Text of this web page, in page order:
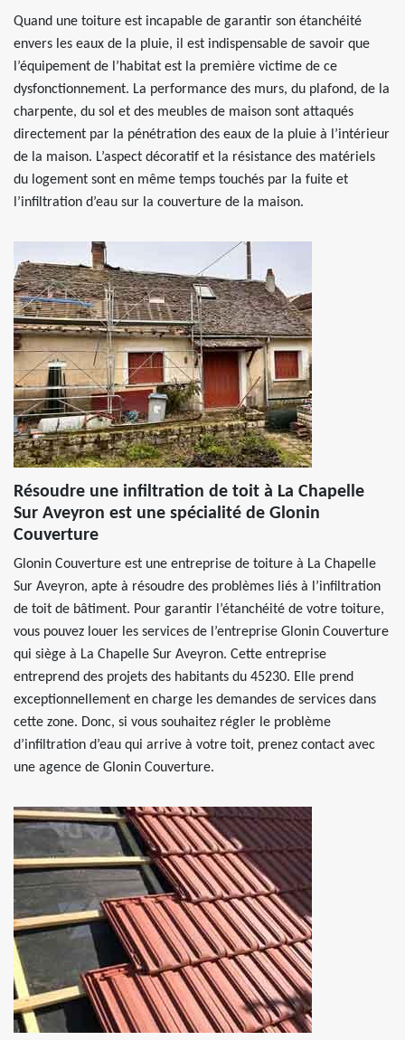
Quand une toiture est incapable de garantir son étanchéité
envers les eaux de la pluie, il est indispensable de savoir que
l’équipement de l’habitat est la première victime de ce
dysfonctionnement. La performance des murs, du plafond, de la
charpente, du sol et des meubles de maison sont attaqués
directement par la pénétration des eaux de la pluie à l’intérieur
de la maison. L’aspect décoratif et la résistance des matériels
du logement sont en même temps touchés par la fuite et
l’infiltration d’eau sur la couverture de la maison.
Résoudre une infiltration de toit à La Chapelle
Sur Aveyron est une spécialité de Glonin
Couverture
Glonin Couverture est une entreprise de toiture à La Chapelle
Sur Aveyron, apte à résoudre des problèmes liés à l’infiltration
de toit de bâtiment. Pour garantir l’étanchéité de votre toiture,
vous pouvez louer les services de l’entreprise Glonin Couverture
qui siège à La Chapelle Sur Aveyron. Cette entreprise
entreprend des projets des habitants du 45230. Elle prend
exceptionnellement en charge les demandes de services dans
cette zone. Donc, si vous souhaitez régler le problème
d’infiltration d’eau qui arrive à votre toit, prenez contact avec
une agence de Glonin Couverture.